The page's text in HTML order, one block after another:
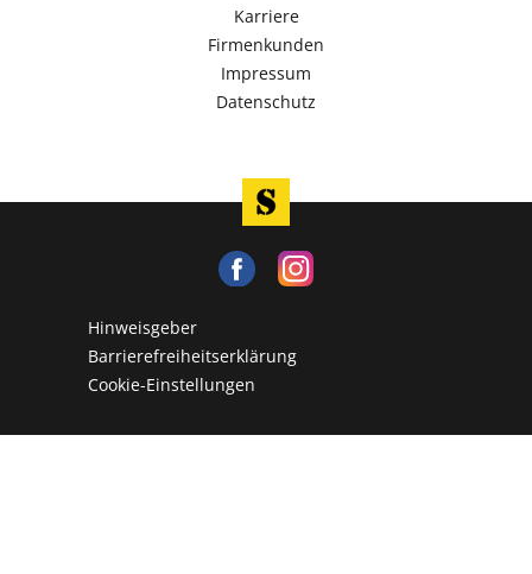
Karriere
Firmenkunden
Impressum
Datenschutz
Hinweisgeber
Barrierefreiheitserklärung
Cookie-Einstellungen